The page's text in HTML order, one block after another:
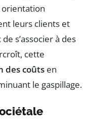
leurs clients et
s’associer à des
cette
des coûts en
le gaspillage.